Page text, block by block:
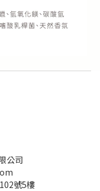
公司
號5樓